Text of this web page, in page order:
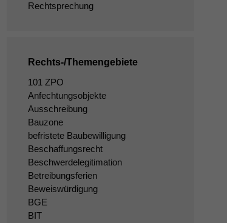
Rechtsprechung
Rechts-/Themengebiete
101 ZPO
Anfechtungsobjekte
Ausschreibung
Bauzone
befristete Baubewilligung
Beschaffungsrecht
Beschwerdelegitimation
Betreibungsferien
Beweiswürdigung
BGE
BIT